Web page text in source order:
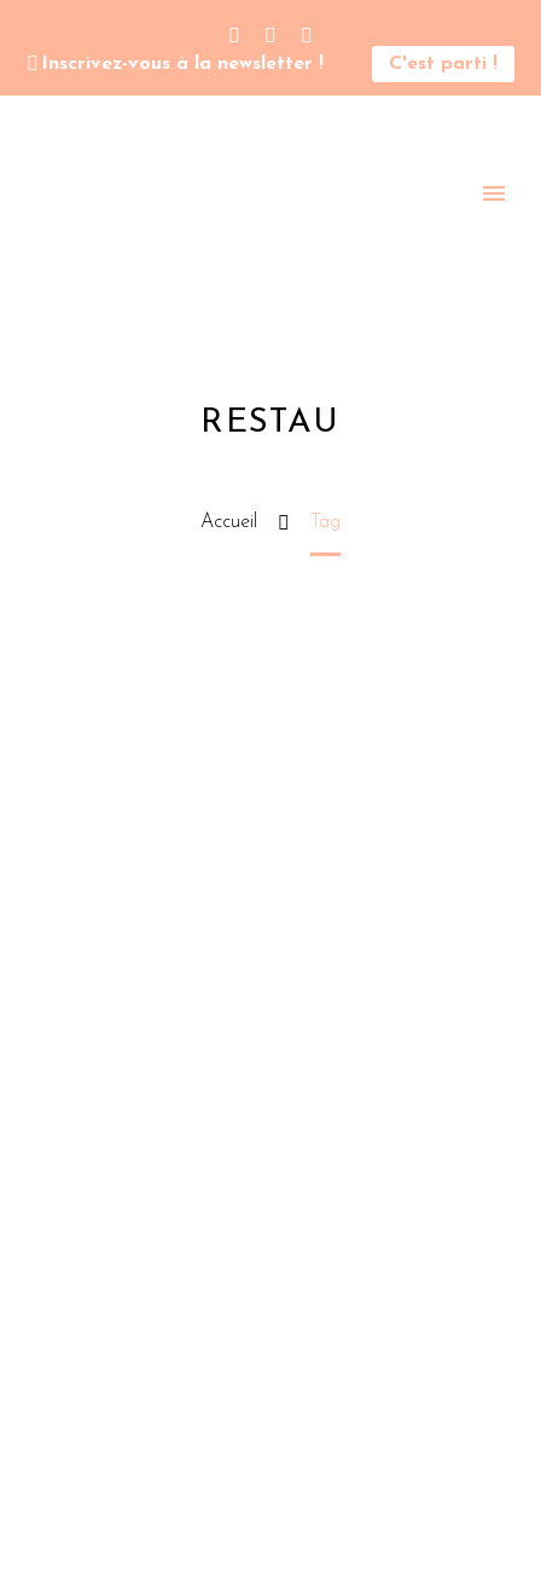
Inscrivez-vous à la newsletter ! C'est parti !
RESTAU
Accueil Tag